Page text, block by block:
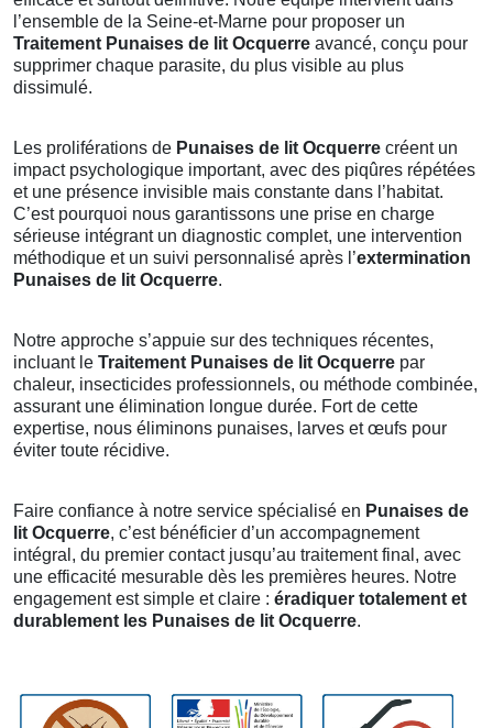
l’ensemble de la Seine-et-Marne pour proposer un
Traitement Punaises de lit Ocquerre avancé, conçu pour
supprimer chaque parasite, du plus visible au plus
dissimulé.
Les proliférations de Punaises de lit Ocquerre créent un
impact psychologique important, avec des piqûres répétées
et une présence invisible mais constante dans l’habitat.
C’est pourquoi nous garantissons une prise en charge
sérieuse intégrant un diagnostic complet, une intervention
méthodique et un suivi personnalisé après l’extermination
Punaises de lit Ocquerre.
Notre approche s’appuie sur des techniques récentes,
incluant le Traitement Punaises de lit Ocquerre par
chaleur, insecticides professionnels, ou méthode combinée,
assurant une élimination longue durée. Fort de cette
expertise, nous éliminons punaises, larves et œufs pour
éviter toute récidive.
Faire confiance à notre service spécialisé en Punaises de
lit Ocquerre, c’est bénéficier d’un accompagnement
intégral, du premier contact jusqu’au traitement final, avec
une efficacité mesurable dès les premières heures. Notre
engagement est simple et claire : éradiquer totalement et
durablement les Punaises de lit Ocquerre.